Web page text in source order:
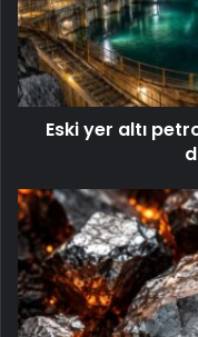
Eski yer altı